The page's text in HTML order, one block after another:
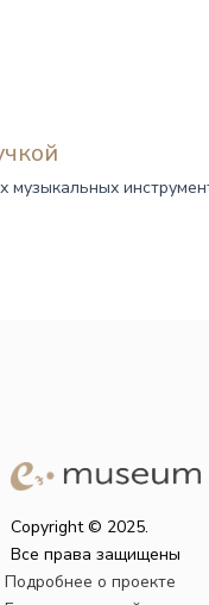
музыкальных
Copyright © 2025.
Все права защищены
Подробнее о проекте